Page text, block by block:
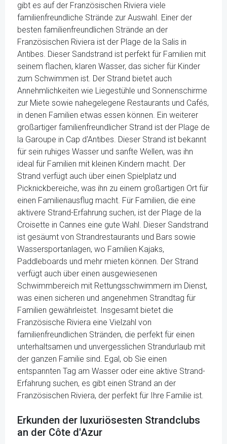
gibt es auf der Französischen Riviera viele
familienfreundliche Strände zur Auswahl. Einer der
besten familienfreundlichen Strände an der
Französischen Riviera ist der Plage de la Salis in
Antibes. Dieser Sandstrand ist perfekt für Familien mit
seinem flachen, klaren Wasser, das sicher für Kinder
zum Schwimmen ist. Der Strand bietet auch
Annehmlichkeiten wie Liegestühle und Sonnenschirme
zur Miete sowie nahegelegene Restaurants und Cafés,
in denen Familien etwas essen können. Ein weiterer
großartiger familienfreundlicher Strand ist der Plage de
la Garoupe in Cap d'Antibes. Dieser Strand ist bekannt
für sein ruhiges Wasser und sanfte Wellen, was ihn
ideal für Familien mit kleinen Kindern macht. Der
Strand verfügt auch über einen Spielplatz und
Picknickbereiche, was ihn zu einem großartigen Ort für
einen Familienausflug macht. Für Familien, die eine
aktivere Strand-Erfahrung suchen, ist der Plage de la
Croisette in Cannes eine gute Wahl. Dieser Sandstrand
ist gesäumt von Strandrestaurants und Bars sowie
Wassersportanlagen, wo Familien Kajaks,
Paddleboards und mehr mieten können. Der Strand
verfügt auch über einen ausgewiesenen
Schwimmbereich mit Rettungsschwimmern im Dienst,
was einen sicheren und angenehmen Strandtag für
Familien gewährleistet. Insgesamt bietet die
Französische Riviera eine Vielzahl von
familienfreundlichen Stränden, die perfekt für einen
unterhaltsamen und unvergesslichen Strandurlaub mit
der ganzen Familie sind. Egal, ob Sie einen
entspannten Tag am Wasser oder eine aktive Strand-
Erfahrung suchen, es gibt einen Strand an der
Französischen Riviera, der perfekt für Ihre Familie ist.
Erkunden der luxuriösesten Strandclubs
an der Côte d'Azur